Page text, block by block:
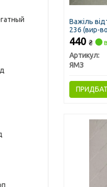
Важіль
236 (вир-
440 ₴
Артикул:
ЯМЗ